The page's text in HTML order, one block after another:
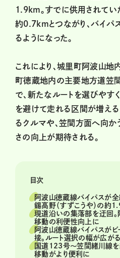
1.9km。すでに供用されて
約0.7kmとつながり、バイ
るようになった。
これにより、城里町阿波山地
町徳蔵地内の主要地方道笠
で、新たなルートを選びやす
を避けて走れる区間が増え
るクルマや、笠間方面へ向か
さの向上が期待される。
目次
阿波山徳蔵線バイパスが全
錫高野（すずこうや）の約
現道沿いの集落部を迂回
移動の利便性向上に
阿波山徳蔵線バイパスがビ
接。ルート選択の幅が広がる
国道123号～笠間緒川線を
移動がより便利に